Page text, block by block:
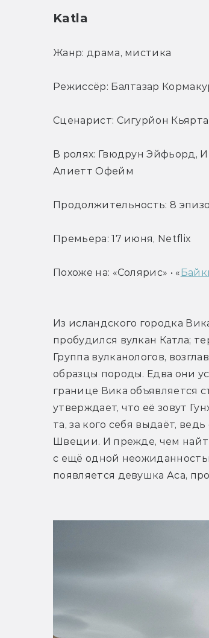
Katla
Жанр: драма, мистика
Режиссёр: Балтазар
Сценарист: Сигурйон
В ролях: Гвюдрун Эйфьорд,
Алиетт Офейм
Продолжительность: 8
Премьера: 17 июня, Netflix
Похоже на: «Солярис» • «
Из исландского городка
пробудился вулкан Катла;
Группа вулканологов,
образцы породы. Едва они
границе Вика объявляется
утверждает, что её зовут
та, за кого себя выдаёт,
Швеции. И прежде, чем
с ещё одной
появляется девушка Аса,